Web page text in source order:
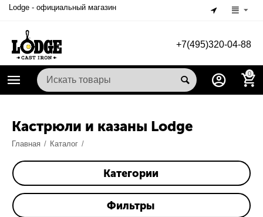
Lodge - официальный магазин
+7(495)320-04-88
0
Кастрюли и казаны Lodge
Главная / Каталог /
Категории
Фильтры